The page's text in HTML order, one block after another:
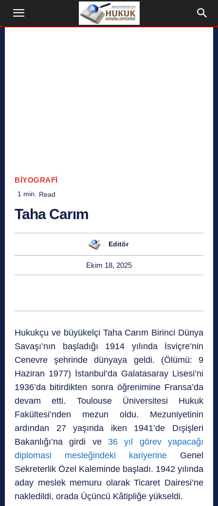
BIYOGRAFI
1 min. Read
Taha Carım
Editör
Ekim 18, 2025
Hukukçu ve büyükelçi Taha Carım Birinci Dünya
Savaşı’nın başladığı 1914 yılında İsviçre’nin
Cenevre şehrinde dünyaya geldi. (Ölümü: 9
Haziran 1977) İstanbul’da Galatasaray Lisesi’ni
1936’da bitirdikten sonra öğrenimine Fransa’da
devam etti. Toulouse Üniversitesi Hukuk
Fakültesi’nden mezun oldu. Mezuniyetinin
ardından 27 yaşında iken 1941’de Dışişleri
Bakanlığı’na girdi ve 36 yıl görev yapacağı
diplomasi mesleğindeki kariyerine Genel
Sekreterlik Özel Kaleminde başladı. 1942 yılında
aday meslek memuru olarak Ticaret Dairesi’ne
nakledildi, orada Üçüncü Kâtipliğe yükseldi.